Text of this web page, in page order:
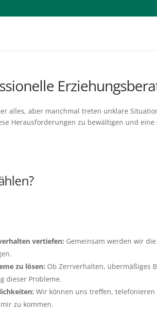
alles, aber manchmal treten unklare
Herausforderungen zu bewältigen und
vertiefen: Gemeinsam werden wir
zu lösen: Ob Zerrverhalten, übermäßiges
dieser Probleme.
Wir können uns treffen, telefonieren
zu kommen.